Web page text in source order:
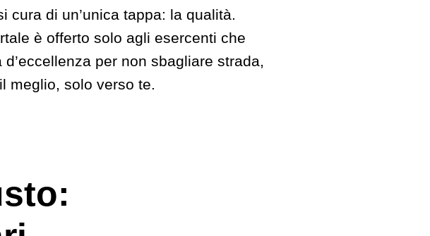
cura di un’unica tappa: la qualità.
è offerto solo agli esercenti che
per non sbagliare strada,
meglio, solo verso te.